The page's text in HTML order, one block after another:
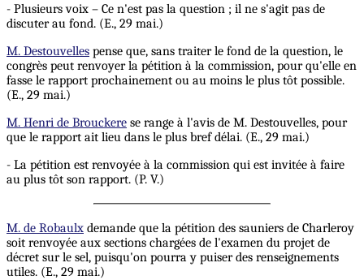
- Plusieurs voix – Ce n'est pas la question ; il ne s'agit pas de
discuter au fond. (E., 29 mai.)
M. Destouvelles pense que, sans traiter le fond de la question, le
congrès peut renvoyer la pétition à la commission, pour qu'elle en
fasse le rapport prochainement ou au moins le plus tôt possible.
(E., 29 mai.)
M. Henri de Brouckere se range à l'avis de M. Destouvelles, pour
que le rapport ait lieu dans le plus bref délai. (E., 29 mai.)
- La pétition est renvoyée à la commission qui est invitée à faire
au plus tôt son rapport. (P. V.)
M. de Robaulx demande que la pétition des sauniers de Charleroy
soit renvoyée aux sections chargées de l'examen du projet de
décret sur le sel, puisqu'on pourra y puiser des renseignements
utiles. (E., 29 mai.)